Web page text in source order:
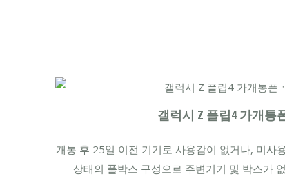
갤럭시 Z 플립4 가개통
개통 후 25일 이전 기기로 사용감이 없거나, 미사
상태의 풀박스 구성으로 주변기기 및 박스가